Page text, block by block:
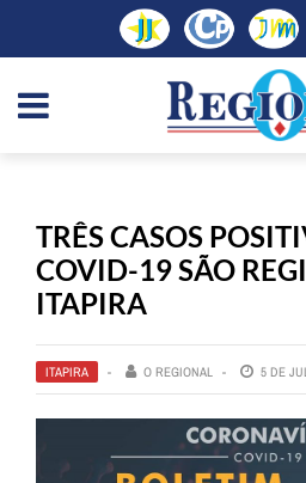
TRÊS CASOS
COVID-19 SÃO
ITAPIRA
ITAPIRA O REGIONAL 5 DE